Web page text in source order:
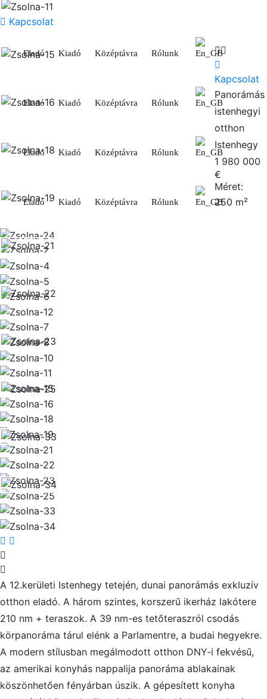
Kapcsolat
Eladó Kiadó Középtávra Rólunk
Eladó Kiadó Középtávra Rólunk
Eladó Kiadó Középtávra Rólunk
Eladó Kiadó Középtávra Rólunk
Kapcsolat
Panorámás
istenhegyi
otthon
Istenhegy
1 980 000
€
Méret:
250 m²
A 12.kerületi Istenhegy tetején, dunai panorámás exkluzív
otthon eladó. A három szintes, korszerű ikerház lakótere
210 nm + teraszok. A 39 nm-es tetőteraszról csodás
körpanoráma tárul elénk a Parlamentre, a budai hegyekre.
A modern stílusban megálmodott otthon DNY-i fekvésű,
az amerikai konyhás nappalija panoráma ablakainak
köszönhetően fényárban úszik. A gépesített konyha